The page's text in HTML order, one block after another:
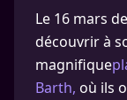
Le 16 mars
découvrir à
magnifique
Barth, où ils